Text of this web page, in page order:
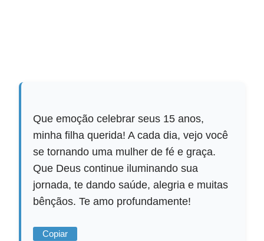
Que emoção celebrar seus 15 anos,
minha filha querida! A cada dia, vejo você
se tornando uma mulher de fé e graça.
Que Deus continue iluminando sua
jornada, te dando saúde, alegria e muitas
bênçãos. Te amo profundamente!
Copiar